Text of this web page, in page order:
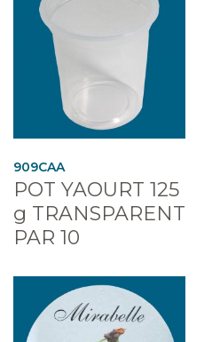
909CAA
POT YAOURT 125
g TRANSPARENT
PAR 10